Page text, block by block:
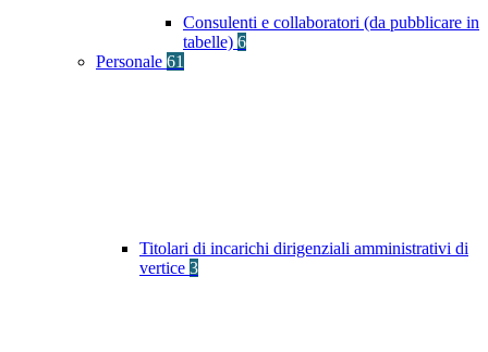
Consulenti e collaboratori (da pubblicare in
tabelle) 6
Personale 61
Titolari di incarichi dirigenziali amministrativi di
vertice 3